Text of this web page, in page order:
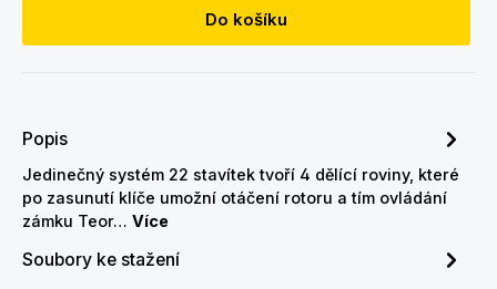
Do košíku
Popis
Jedinečný systém 22 stavítek tvoří 4 dělící roviny, které
po zasunutí klíče umožní otáčení rotoru a tím ovládání
zámku Teor… Více
Soubory ke stažení